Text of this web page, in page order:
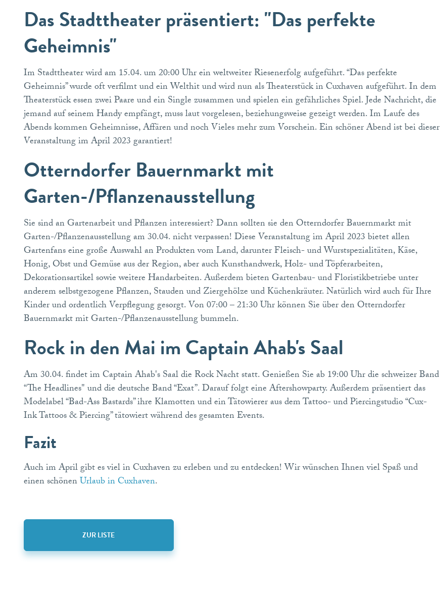
Das Stadttheater präsentiert: "Das perfekte
Geheimnis"
Im Stadttheater wird am 15.04. um 20:00 Uhr ein weltweiter Riesenerfolg aufgeführt. “Das perfekte
Geheimnis” wurde oft verfilmt und ein Welthit und wird nun als Theaterstück in Cuxhaven aufgeführt. In dem
Theaterstück essen zwei Paare und ein Single zusammen und spielen ein gefährliches Spiel. Jede Nachricht, die
jemand auf seinem Handy empfängt, muss laut vorgelesen, beziehungsweise gezeigt werden. Im Laufe des
Abends kommen Geheimnisse, Affären und noch Vieles mehr zum Vorschein. Ein schöner Abend ist bei dieser
Veranstaltung im April 2023 garantiert!
Otterndorfer Bauernmarkt mit
Garten-/Pflanzenausstellung
Sie sind an Gartenarbeit und Pflanzen interessiert? Dann sollten sie den Otterndorfer Bauernmarkt mit
Garten-/Pflanzenausstellung am 30.04. nicht verpassen! Diese Veranstaltung im April 2023 bietet allen
Gartenfans eine große Auswahl an Produkten vom Land, darunter Fleisch- und Wurstspezialitäten, Käse,
Honig, Obst und Gemüse aus der Region, aber auch Kunsthandwerk, Holz- und Töpferarbeiten,
Dekorationsartikel sowie weitere Handarbeiten. Außerdem bieten Gartenbau- und Floristikbetriebe unter
anderem selbstgezogene Pflanzen, Stauden und Ziergehölze und Küchenkräuter. Natürlich wird auch für Ihre
Kinder und ordentlich Verpflegung gesorgt. Von 07:00 – 21:30 Uhr können Sie über den Otterndorfer
Bauernmarkt mit Garten-/Pflanzenausstellung bummeln.
Rock in den Mai im Captain Ahab's Saal
Am 30.04. findet im Captain Ahab's Saal die Rock Nacht statt. Genießen Sie ab 19:00 Uhr die schweizer Band
“The Headlines" und die deutsche Band “Exat”. Darauf folgt eine Aftershowparty. Außerdem präsentiert das
Modelabel “Bad-Ass Bastards” ihre Klamotten und ein Tätowierer aus dem Tattoo- und Piercingstudio “Cux-
Ink Tattoos & Piercing” tätowiert während des gesamten Events.
Fazit
Auch im April gibt es viel in Cuxhaven zu erleben und zu entdecken! Wir wünschen Ihnen viel Spaß und
einen schönenUrlaub in Cuxhaven.
ZUR LISTE